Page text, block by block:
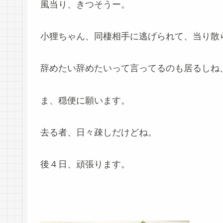
風当り、きつそうー。
小狸ちゃん、同棲相手に逃げられて、当り散
辞めたい辞めたいって言ってるのも居るしね、
ま、穏便に願います。
去る者、日々疎しだけどね。
後４日、頑張ります。